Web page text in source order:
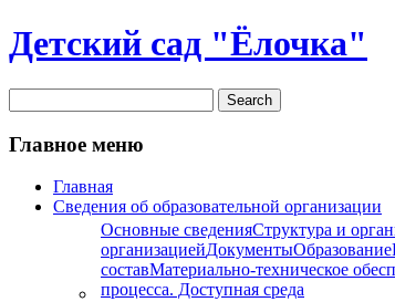
Детский сад "Ёлочка"
Главное меню
Главная
Сведения об образовательной организации
Основные сведенияСтруктура и
организациейДокументыОбразование
составМатериально-техническое
процесса. Доступная среда